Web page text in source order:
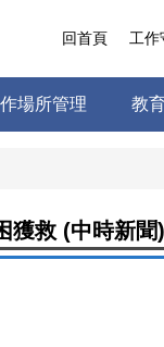
場所管理 教
回首頁 工作
獲救 (中時新聞)